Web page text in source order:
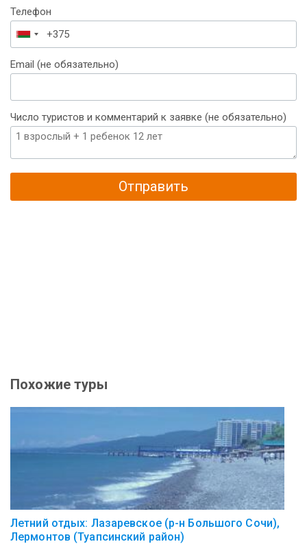
Телефон
Беларусь
+375
Email (не обязательно)
Число туристов и комментарий к заявке (не обязательно)
Отправить
Похожие туры
Летний отдых: Лазаревское (р-н Большого Сочи),
Лермонтов (Туапсинский район)